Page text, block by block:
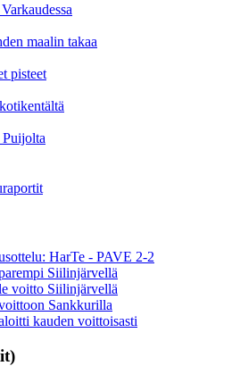
maalin takaa
pisteet
HarTe - PAVE 2-2
Siilinjärvellä
voitto Siilinjärvellä
Sankkurilla
kauden voittoisasti